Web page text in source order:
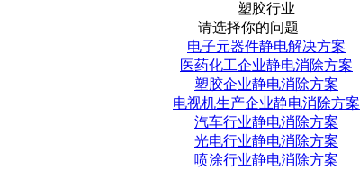
塑胶行业
请选择你的问题
电子元器件静电解决方案
医药化工企业静电消除方案
塑胶企业静电消除方案
电视机生产企业静电消除方案
汽车行业静电消除方案
光电行业静电消除方案
喷涂行业静电消除方案